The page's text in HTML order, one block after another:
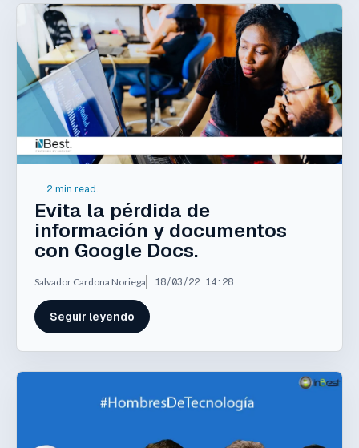
2 min read.
Evita la pérdida de
información y documentos
con Google Docs.
Salvador Cardona Noriega 18/03/22 14:28
Seguir leyendo